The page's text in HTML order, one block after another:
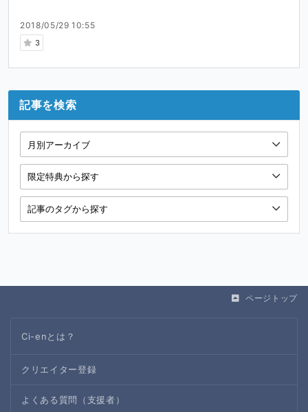
2018/05/29 10:55
3
記事を検索
ページトップ
Ci-enとは？
クリエイター登録
よくある質問（支援者）